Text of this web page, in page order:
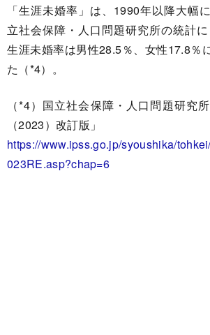
「生涯未婚率」は、1990年以降大幅
立社会保障・人口問題研究所の統計
生涯未婚率は男性28.5％、女性17.8％
た（*4）。
（*4）国立社会保障・人口問題研究
（2023）改訂版」
https://www.ipss.go.jp/syoushika/
023RE.asp?chap=6